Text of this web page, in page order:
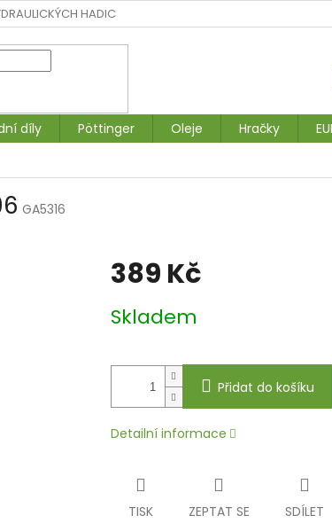
HADIC
díly Pöttinger Oleje Hračky
GA5316
389 Kč
cena:
Skladem
Přidat do košíku
Detailní informace
TISK ZEPTAT SE SDÍLET